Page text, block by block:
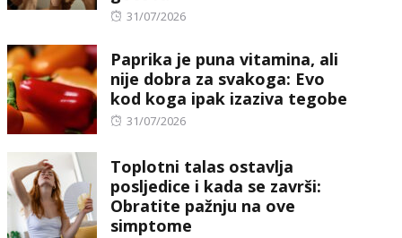
Posted
31/07/2026
Paprika je puna vitamina, ali
nije dobra za svakoga: Evo
kod koga ipak izaziva tegobe
Posted
31/07/2026
Toplotni talas ostavlja
posljedice i kada se završi:
Obratite pažnju na ove
simptome